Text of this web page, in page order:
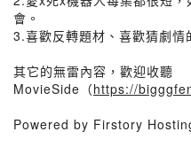
會。
3.喜歡反轉題材、喜歡猜劇情
其它的無雷內容，歡迎收聽
MovieSide（https://
Powered by Firstory